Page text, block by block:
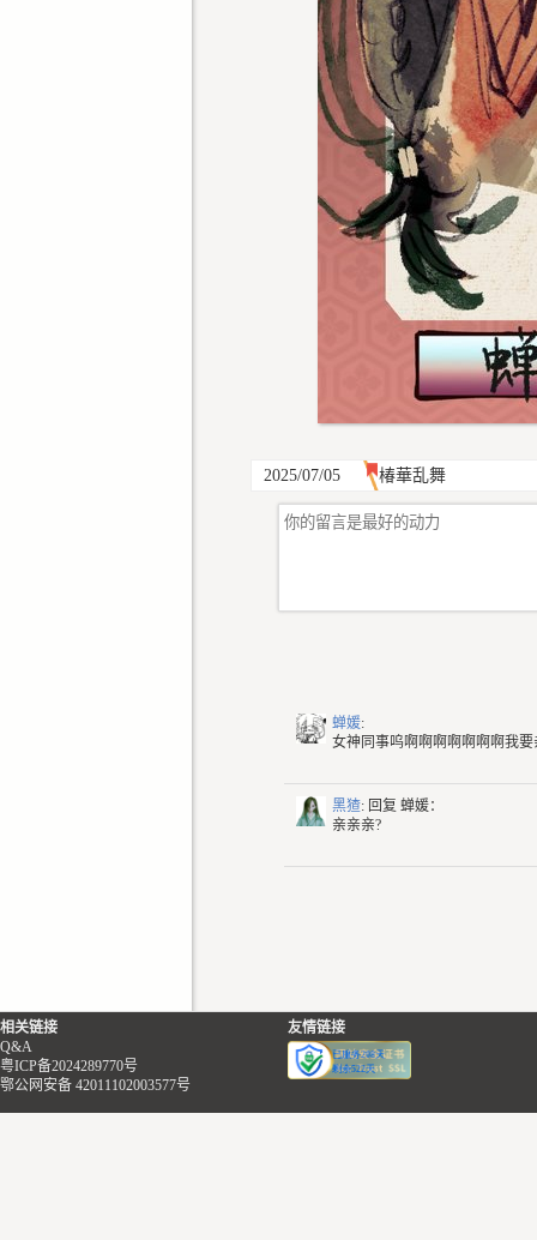
2025/07/05 椿華乱舞
蝉媛:
女神同事呜啊啊啊啊啊啊啊我要
黑猹: 回复 蝉媛：
亲亲亲?
相关链接
Q&A
粤ICP备2024289770号
鄂公网安备 42011102003577号
友情链接